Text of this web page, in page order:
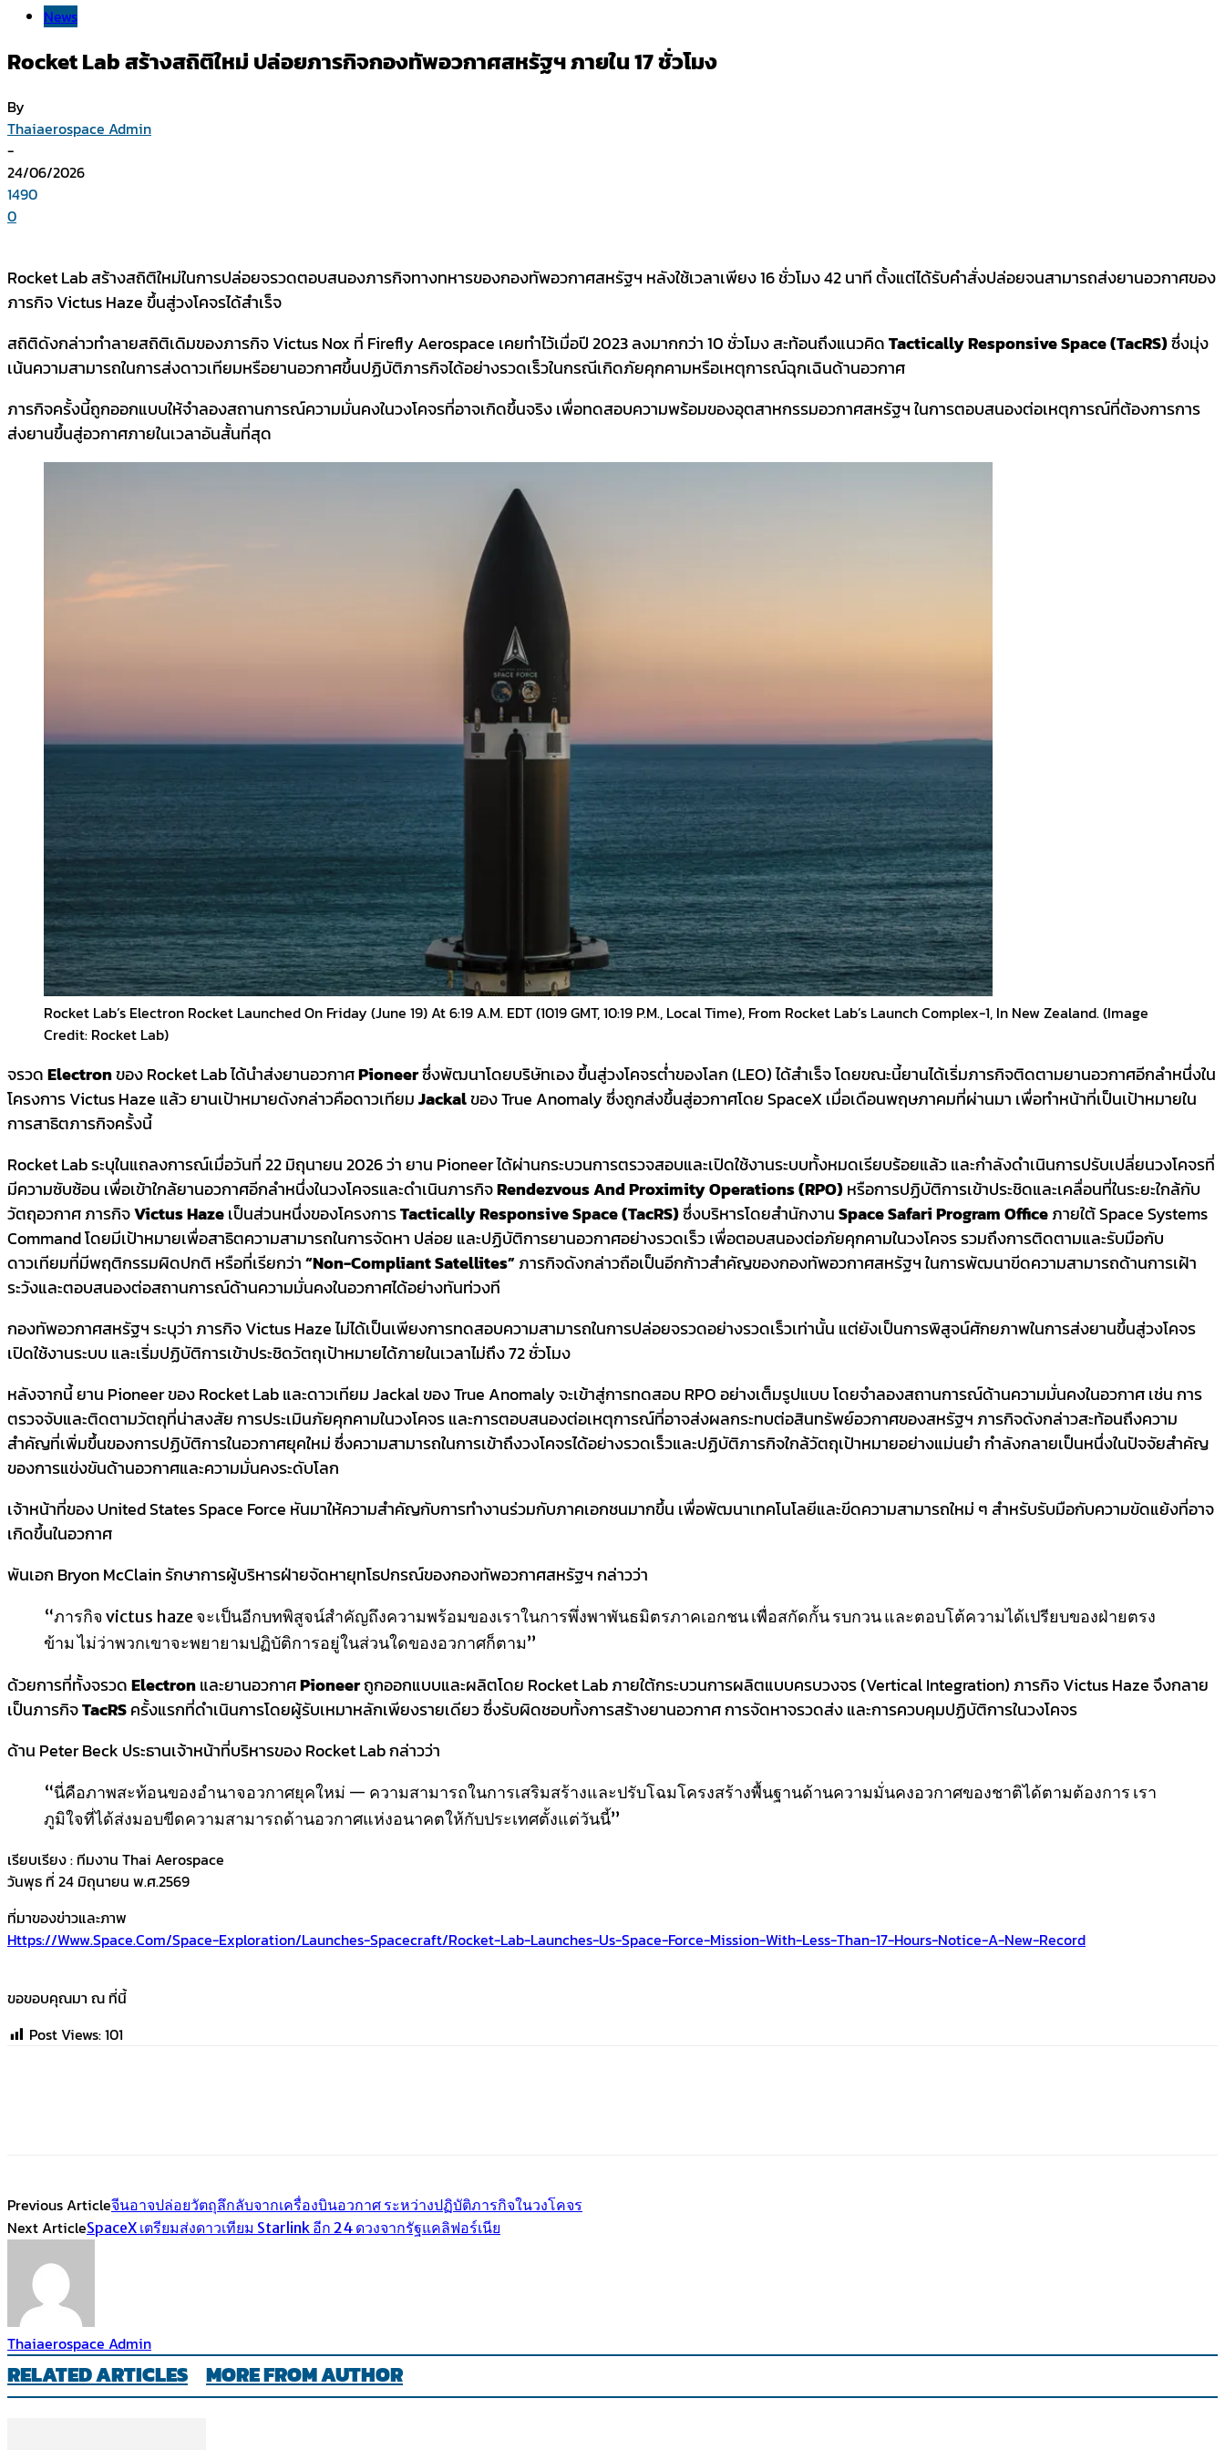
News
Rocket Lab สร้างสถิติใหม่ ปล่อยภารกิจกองทัพอวกาศสหรัฐฯ ภายใน 17 ชั่วโมง
By
Thaiaerospace Admin
-
24/06/2026
1490
0
Rocket Lab สร้างสถิติใหม่ในการปล่อยจรวดตอบสนองภารกิจทางทหารของกองทัพอวกาศสหรัฐฯ หลังใช้เวลาเพียง 16 ชั่วโมง 42 นาที ตั้งแต่ได้รับคำสั่งปล่อยจนสามารถส่งยานอวกาศของ
ภารกิจ Victus Haze ขึ้นสู่วงโคจรได้สำเร็จ
สถิติดังกล่าวทำลายสถิติเดิมของภารกิจ Victus Nox ที่ Firefly Aerospace เคยทำไว้เมื่อปี 2023 ลงมากกว่า 10 ชั่วโมง สะท้อนถึงแนวคิดTactically Responsive Space (TacRS)ซึ่งมุ่ง
เน้นความสามารถในการส่งดาวเทียมหรือยานอวกาศขึ้นปฏิบัติภารกิจได้อย่างรวดเร็วในกรณีเกิดภัยคุกคามหรือเหตุการณ์ฉุกเฉินด้านอวกาศ
ภารกิจครั้งนี้ถูกออกแบบให้จำลองสถานการณ์ความมั่นคงในวงโคจรที่อาจเกิดขึ้นจริง เพื่อทดสอบความพร้อมของอุตสาหกรรมอวกาศสหรัฐฯ ในการตอบสนองต่อเหตุการณ์ที่ต้องการการ
ส่งยานขึ้นสู่อวกาศภายในเวลาอันสั้นที่สุด
Rocket Lab’s Electron Rocket Launched On Friday (June 19) At 6:19 A.m. EDT (1019 GMT, 10:19 P.m., Local Time), From Rocket Lab’s Launch Complex-1, In New Zealand. (Image
Credit: Rocket Lab)
จรวดElectronของ Rocket Lab ได้นำส่งยานอวกาศPioneerซึ่งพัฒนาโดยบริษัทเอง ขึ้นสู่วงโคจรต่ำของโลก (LEO) ได้สำเร็จ โดยขณะนี้ยานได้เริ่มภารกิจติดตามยานอวกาศอีกลำหนึ่งใน
โครงการ Victus Haze แล้ว ยานเป้าหมายดังกล่าวคือดาวเทียมJackalของ True Anomaly ซึ่งถูกส่งขึ้นสู่อวกาศโดย SpaceX เมื่อเดือนพฤษภาคมที่ผ่านมา เพื่อทำหน้าที่เป็นเป้าหมายใน
การสาธิตภารกิจครั้งนี้
Rocket Lab ระบุในแถลงการณ์เมื่อวันที่ 22 มิถุนายน 2026 ว่า ยาน Pioneer ได้ผ่านกระบวนการตรวจสอบและเปิดใช้งานระบบทั้งหมดเรียบร้อยแล้ว และกำลังดำเนินการปรับเปลี่ยนวงโคจรที่
มีความซับซ้อน เพื่อเข้าใกล้ยานอวกาศอีกลำหนึ่งในวงโคจรและดำเนินภารกิจRendezvous And Proximity Operations (RPO)หรือการปฏิบัติการเข้าประชิดและเคลื่อนที่ในระยะใกล้กับ
วัตถุอวกาศ ภารกิจVictus Hazeเป็นส่วนหนึ่งของโครงการTactically Responsive Space (TacRS)ซึ่งบริหารโดยสำนักงานSpace Safari Program Officeภายใต้ Space Systems
Command โดยมีเป้าหมายเพื่อสาธิตความสามารถในการจัดหา ปล่อย และปฏิบัติการยานอวกาศอย่างรวดเร็ว เพื่อตอบสนองต่อภัยคุกคามในวงโคจร รวมถึงการติดตามและรับมือกับ
ดาวเทียมที่มีพฤติกรรมผิดปกติ หรือที่เรียกว่า“Non-Compliant Satellites”ภารกิจดังกล่าวถือเป็นอีกก้าวสำคัญของกองทัพอวกาศสหรัฐฯ ในการพัฒนาขีดความสามารถด้านการเฝ้า
ระวังและตอบสนองต่อสถานการณ์ด้านความมั่นคงในอวกาศได้อย่างทันท่วงที
กองทัพอวกาศสหรัฐฯ ระบุว่า ภารกิจ Victus Haze ไม่ได้เป็นเพียงการทดสอบความสามารถในการปล่อยจรวดอย่างรวดเร็วเท่านั้น แต่ยังเป็นการพิสูจน์ศักยภาพในการส่งยานขึ้นสู่วงโคจร
เปิดใช้งานระบบ และเริ่มปฏิบัติการเข้าประชิดวัตถุเป้าหมายได้ภายในเวลาไม่ถึง 72 ชั่วโมง
หลังจากนี้ ยาน Pioneer ของ Rocket Lab และดาวเทียม Jackal ของ True Anomaly จะเข้าสู่การทดสอบ RPO อย่างเต็มรูปแบบ โดยจำลองสถานการณ์ด้านความมั่นคงในอวกาศ เช่น การ
ตรวจจับและติดตามวัตถุที่น่าสงสัย การประเมินภัยคุกคามในวงโคจร และการตอบสนองต่อเหตุการณ์ที่อาจส่งผลกระทบต่อสินทรัพย์อวกาศของสหรัฐฯ ภารกิจดังกล่าวสะท้อนถึงความ
สำคัญที่เพิ่มขึ้นของการปฏิบัติการในอวกาศยุคใหม่ ซึ่งความสามารถในการเข้าถึงวงโคจรได้อย่างรวดเร็วและปฏิบัติภารกิจใกล้วัตถุเป้าหมายอย่างแม่นยำ กำลังกลายเป็นหนึ่งในปัจจัยสำคัญ
ของการแข่งขันด้านอวกาศและความมั่นคงระดับโลก
เจ้าหน้าที่ของ United States Space Force หันมาให้ความสำคัญกับการทำงานร่วมกับภาคเอกชนมากขึ้น เพื่อพัฒนาเทคโนโลยีและขีดความสามารถใหม่ ๆ สำหรับรับมือกับความขัดแย้งที่อาจ
เกิดขึ้นในอวกาศ
พันเอก Bryon McClain รักษาการผู้บริหารฝ่ายจัดหายุทโธปกรณ์ของกองทัพอวกาศสหรัฐฯ กล่าวว่า
“ภารกิจ victus haze จะเป็นอีกบทพิสูจน์สำคัญถึงความพร้อมของเราในการพึ่งพาพันธมิตรภาคเอกชน เพื่อสกัดกั้น รบกวน และตอบโต้ความได้เปรียบของฝ่ายตรง
ข้าม ไม่ว่าพวกเขาจะพยายามปฏิบัติการอยู่ในส่วนใดของอวกาศก็ตาม”
ด้วยการที่ทั้งจรวดElectronและยานอวกาศPioneerถูกออกแบบและผลิตโดย Rocket Lab ภายใต้กระบวนการผลิตแบบครบวงจร (Vertical Integration) ภารกิจ Victus Haze จึงกลาย
เป็นภารกิจTacRSครั้งแรกที่ดำเนินการโดยผู้รับเหมาหลักเพียงรายเดียว ซึ่งรับผิดชอบทั้งการสร้างยานอวกาศ การจัดหาจรวดส่ง และการควบคุมปฏิบัติการในวงโคจร
ด้าน Peter Beck ประธานเจ้าหน้าที่บริหารของ Rocket Lab กล่าวว่า
“นี่คือภาพสะท้อนของอำนาจอวกาศยุคใหม่ — ความสามารถในการเสริมสร้างและปรับโฉมโครงสร้างพื้นฐานด้านความมั่นคงอวกาศของชาติได้ตามต้องการ เรา
ภูมิใจที่ได้ส่งมอบขีดความสามารถด้านอวกาศแห่งอนาคตให้กับประเทศตั้งแต่วันนี้”
เรียบเรียง : ทีมงาน Thai Aerospace
วันพุธ ที่ 24 มิถุนายน พ.ศ.2569
ที่มาของข่าวและภาพ
Https://www.space.com/space-Exploration/launches-Spacecraft/rocket-Lab-Launches-Us-Space-Force-Mission-With-Less-Than-17-Hours-Notice-A-New-Record
ขอขอบคุณมา ณ ที่นี้
Post Views:101
Previous Articleจีนอาจปล่อยวัตถุลึกลับจากเครื่องบินอวกาศ ระหว่างปฏิบัติภารกิจในวงโคจร
Next ArticleSpaceX เตรียมส่งดาวเทียม Starlink อีก 24 ดวงจากรัฐแคลิฟอร์เนีย
Thaiaerospace Admin
RELATED ARTICLES MORE FROM AUTHOR